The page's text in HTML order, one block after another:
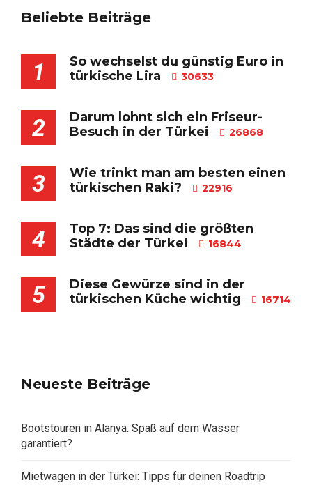
Beliebte Beiträge
1
So wechselst du günstig Euro in
türkische Lira
30633
2
Darum lohnt sich ein Friseur-
Besuch in der Türkei
26868
3
Wie trinkt man am besten einen
türkischen Raki?
22916
4
Top 7: Das sind die größten
Städte der Türkei
16844
5
Diese Gewürze sind in der
türkischen Küche wichtig
16714
Neueste Beiträge
Bootstouren in Alanya: Spaß auf dem Wasser
garantiert?
Mietwagen in der Türkei: Tipps für deinen Roadtrip